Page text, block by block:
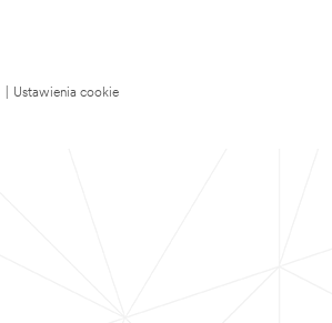
Ustawienia cookie